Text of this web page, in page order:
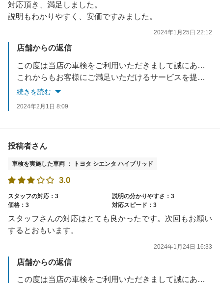
対応頂き、満足しました。
説明もわかりやすく、安価ですみました。
2024年1月25日 22:12
店舗からの返信
この度は当店の車検をご利用いただきまして誠にありがとうございます。
これからもお客様にご満足いただけるサービスを提供できるよう努めてまいります。
またのご利用を心よりお待ち申しあげます
続きを読む
2024年2月1日 8:09
投稿者さん
車検を実施した車両 ： トヨタ シエンタ ハイブリッド
3.0
スタッフの対応：3
説明の分かりやすさ：3
価格：3
対応スピード：3
スタッフさんの対応はとても良かったです。次回もお願い
するとおもいます。
2024年1月24日 16:33
店舗からの返信
この度は当店の車検をご利用いただきまして誠にありがとうございます。